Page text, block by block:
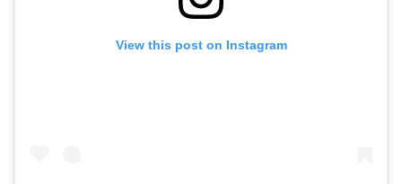
View this post on Instagram